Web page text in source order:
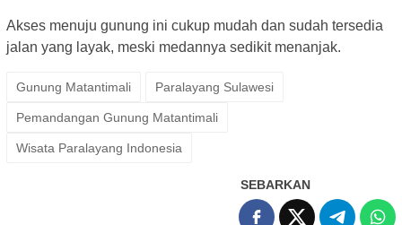
Akses menuju gunung ini cukup mudah dan sudah tersedia
jalan yang layak, meski medannya sedikit menanjak.
Gunung Matantimali Paralayang Sulawesi
Pemandangan Gunung Matantimali
Wisata Paralayang Indonesia
SEBARKAN